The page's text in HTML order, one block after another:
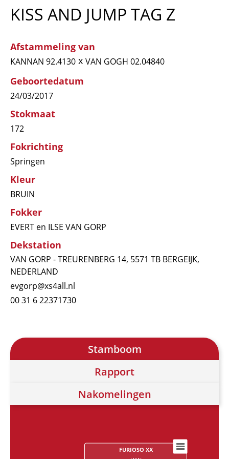
KISS AND JUMP TAG Z
Afstammeling van
KANNAN 92.4130 x VAN GOGH 02.04840
Geboortedatum
24/03/2017
Stokmaat
172
Fokrichting
Springen
Kleur
BRUIN
Fokker
EVERT en ILSE VAN GORP
Dekstation
VAN GORP - TREURENBERG 14, 5571 TB BERGEIJK,
NEDERLAND
evgorp@xs4all.nl
00 31 6 22371730
Stamboom
Rapport
Nakomelingen
FURIOSO XX